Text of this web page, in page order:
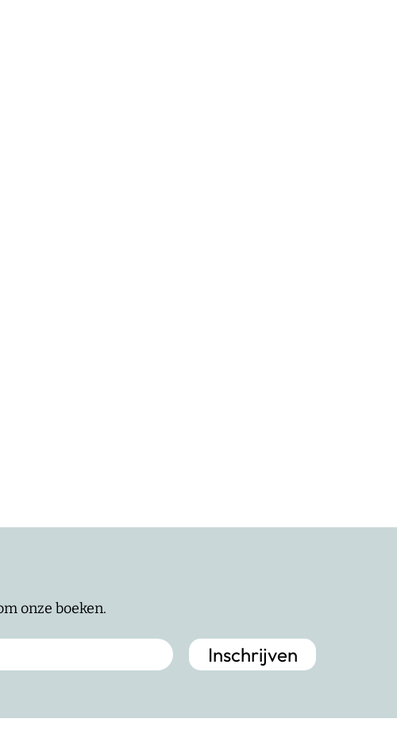
onze boeken.